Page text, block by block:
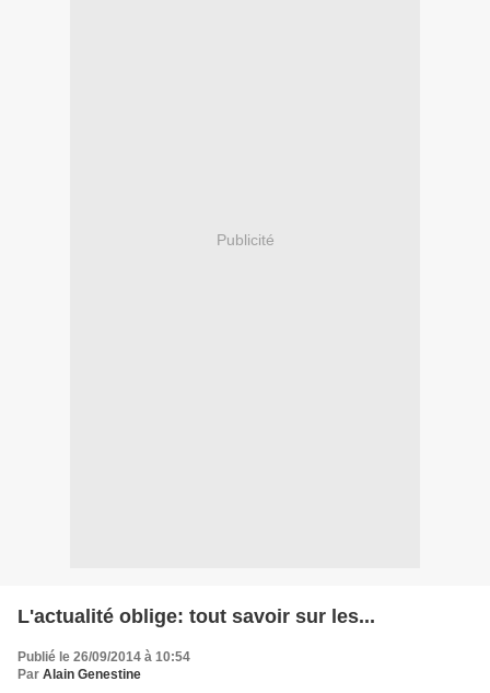
Publicité
L'actualité oblige: tout savoir sur les...
Publié le 26/09/2014 à 10:54
Par Alain Genestine